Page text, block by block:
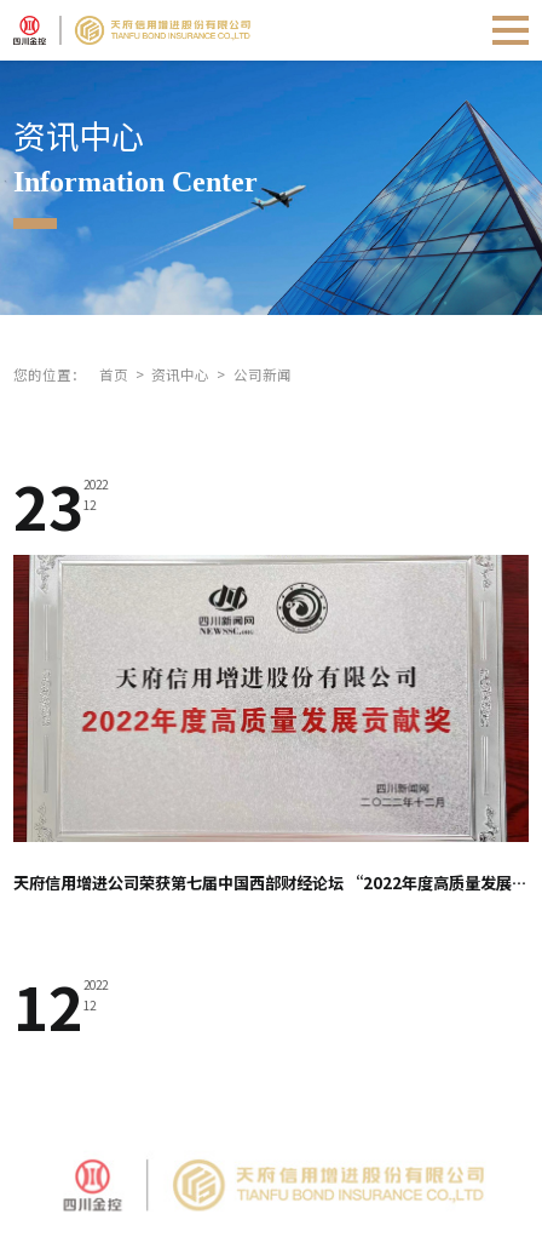
资讯中心
Information Center
您的位置： 首页 资讯中心 公司新闻
232022
12
天府信用增进公司荣获第七届中国西部财经论坛 “2022年度高质量发展贡献奖”
122022
12